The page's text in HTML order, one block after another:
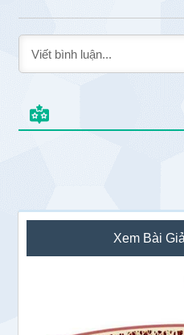
Sidebar
chính
Xem Bài